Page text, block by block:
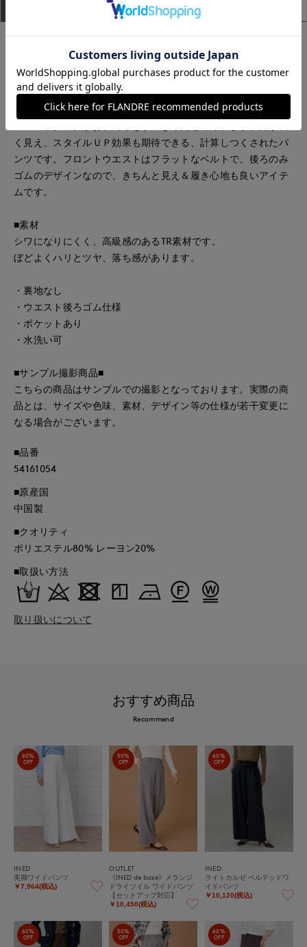
サイズ詳細
股上深めで脚長効果◎なハイウエストタックパンツ。
広がりすぎずキレイなシルエットに。キレイ見えながらもスト
レスフリーな着心地を確保。シーンを選ばずON/OFFどちらで
も活躍してくれる1枚です。
く見え、スタイルＵＰ効果も期待できる、計算しつくされたパ
ンツです。フロントウエストはフラットなベルトで、後ろのみ
ゴムのデザインなので、きちんと見え＆履き心地も良いアイテ
ムです。
■素材
シワになりにくく、高級感のあるTR素材です。
ぼどよくハリとツヤ、落ち感があります。
・裏地なし
・ウエスト後ろゴム仕様
・ポケットあり
・水洗い可
■サンプル撮影商品■
こちらの商品はサンプルでの撮影となっております。実際の商
品とは、サイズや色味、素材、デザイン等の仕様が若干変更に
なる場合がございます。
■品番
54161054
■原産国
中国製
■クオリティ
ポリエステル80% レーヨン20%
■取扱い方法
取り扱いについて
おすすめ商品
Recommend
60%
OFF
INED
美脚ワイドパンツ
￥7,964(税込)
50%
OFF
OUTLET
《INED de base》メランジ
ドライツイル ワイドパンツ
【セットアップ対応】
￥10,450(税込)
60%
OFF
INED
ライトカルゼ ベルテッドワ
イドパンツ
￥10,120(税込)
60%
OFF
50%
OFF
60%
OFF